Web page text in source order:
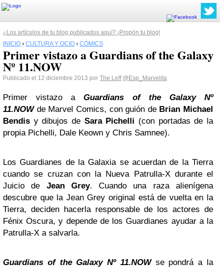
¿Los artículos de tu blog publicados aquí? ¡Propón tu blog!
INICIO › CULTURA Y OCIO › CÓMICS
Primer vistazo a Guardians of the Galaxy
Nº 11.NOW
Publicado el 12 diciembre 2013 por The Leff @Esp_Marvelita
Primer vistazo aGuardians of the Galaxy Nº
11.NOWde Marvel Comics, con guión de Brian Michael
Bendis y dibujos de Sara Pichelli (con portadas de la
propia Pichelli, Dale Keown y Chris Samnee).
Los Guardianes de la Galaxia se acuerdan de la Tierra
cuando se cruzan con la Nueva Patrulla-X durante el
Juicio de Jean Grey. Cuando una raza alienígena
descubre que la Jean Grey original está de vuelta en la
Tierra, deciden hacerla responsable de los actores de
Fénix Oscura, y depende de los Guardianes ayudar a la
Patrulla-X a salvarla.
Guardians of the Galaxy Nº 11.NOWse pondrá a la